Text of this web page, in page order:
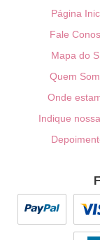
Página
Fale
Mapa do
Quem
Onde
Indique